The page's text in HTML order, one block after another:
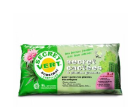
3,79 €
à
5,49 €